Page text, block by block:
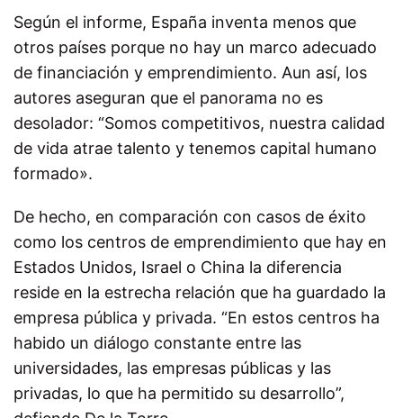
Según el informe, España inventa menos que
otros países porque no hay un marco adecuado
de financiación y emprendimiento. Aun así, los
autores aseguran que el panorama no es
desolador: “Somos competitivos, nuestra calidad
de vida atrae talento y tenemos capital humano
formado».
De hecho, en comparación con casos de éxito
como los centros de emprendimiento que hay en
Estados Unidos, Israel o China la diferencia
reside en la estrecha relación que ha guardado la
empresa pública y privada. “En estos centros ha
habido un diálogo constante entre las
universidades, las empresas públicas y las
privadas, lo que ha permitido su desarrollo”,